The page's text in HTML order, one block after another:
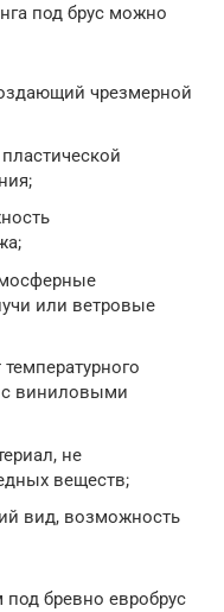
под брус можно
чрезмерной
или ветровые
с виниловыми
не
веществ;
вид, возможность
бревно евробрус